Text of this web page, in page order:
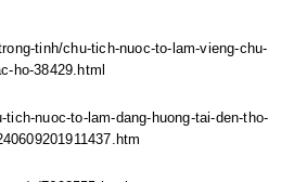
tinh/chu-tich-nuoc-to-lam-vieng-chu-
ho-38429.html
nuoc-to-lam-dang-huong-tai-den-tho-